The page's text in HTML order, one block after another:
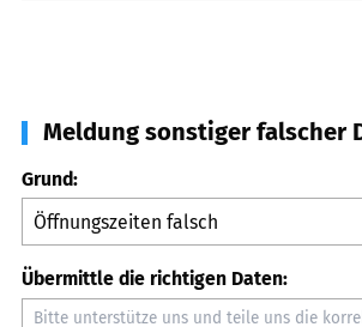
Meldung sonstiger falscher
Grund:
Übermittle die richtigen Daten: